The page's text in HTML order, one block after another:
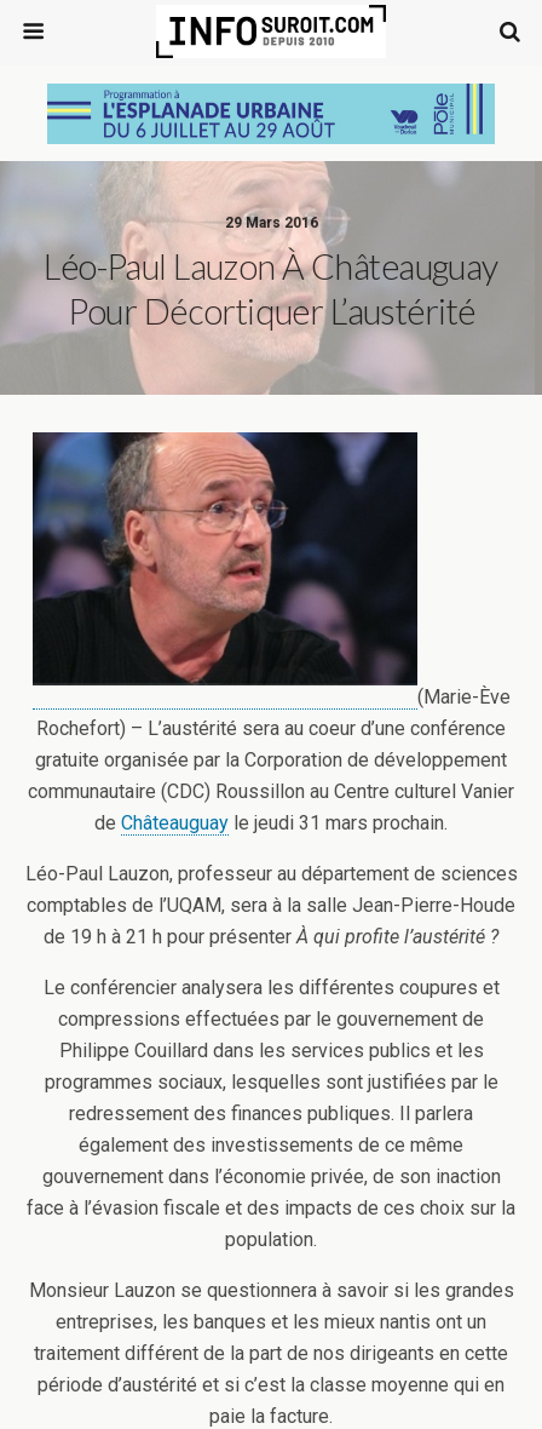
29 Mars 2016
Léo-Paul Lauzon À Châteauguay
Pour Décortiquer L’austérité
(Marie-Ève
Rochefort) – L’austérité sera au coeur d’une conférence
gratuite organisée par la Corporation de développement
communautaire (CDC) Roussillon au Centre culturel Vanier
de Châteauguay le jeudi 31 mars prochain.
Léo-Paul Lauzon, professeur au département de sciences
comptables de l’UQAM, sera à la salle Jean-Pierre-Houde
de 19 h à 21 h pour présenter À qui profite l’austérité ?
Le conférencier analysera les différentes coupures et
compressions effectuées par le gouvernement de
Philippe Couillard dans les services publics et les
programmes sociaux, lesquelles sont justifiées par le
redressement des finances publiques. Il parlera
également des investissements de ce même
gouvernement dans l’économie privée, de son inaction
face à l’évasion fiscale et des impacts de ces choix sur la
population.
Monsieur Lauzon se questionnera à savoir si les grandes
entreprises, les banques et les mieux nantis ont un
traitement différent de la part de nos dirigeants en cette
période d’austérité et si c’est la classe moyenne qui en
paie la facture.